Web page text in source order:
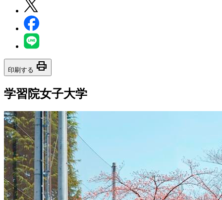
印刷する print
学習院女子大学